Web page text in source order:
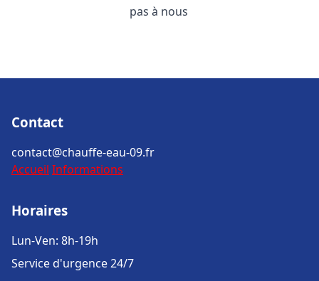
pas à nous
Contact
contact@chauffe-eau-09.fr
Accueil Informations
Horaires
Lun-Ven: 8h-19h
Service d'urgence 24/7